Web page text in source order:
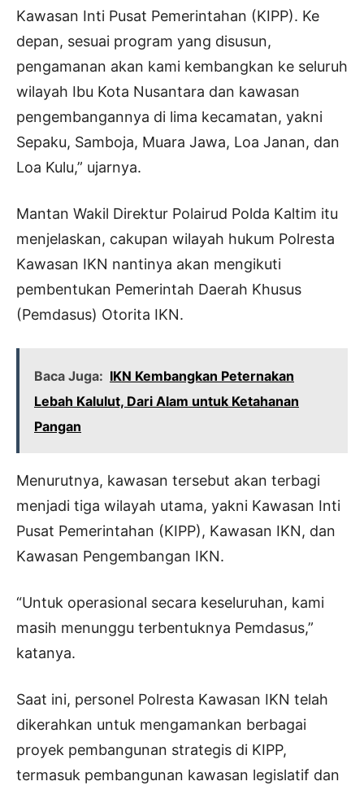
Kawasan Inti Pusat Pemerintahan (KIPP). Ke
depan, sesuai program yang disusun,
pengamanan akan kami kembangkan ke seluruh
wilayah Ibu Kota Nusantara dan kawasan
pengembangannya di lima kecamatan, yakni
Sepaku, Samboja, Muara Jawa, Loa Janan, dan
Loa Kulu,” ujarnya.
Mantan Wakil Direktur Polairud Polda Kaltim itu
menjelaskan, cakupan wilayah hukum Polresta
Kawasan IKN nantinya akan mengikuti
pembentukan Pemerintah Daerah Khusus
(Pemdasus) Otorita IKN.
Baca Juga: IKN Kembangkan Peternakan
Lebah Kalulut, Dari Alam untuk Ketahanan
Pangan
Menurutnya, kawasan tersebut akan terbagi
menjadi tiga wilayah utama, yakni Kawasan Inti
Pusat Pemerintahan (KIPP), Kawasan IKN, dan
Kawasan Pengembangan IKN.
“Untuk operasional secara keseluruhan, kami
masih menunggu terbentuknya Pemdasus,”
katanya.
Saat ini, personel Polresta Kawasan IKN telah
dikerahkan untuk mengamankan berbagai
proyek pembangunan strategis di KIPP,
termasuk pembangunan kawasan legislatif dan